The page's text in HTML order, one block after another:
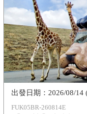
FUK05BR-260814E
2026/08/14